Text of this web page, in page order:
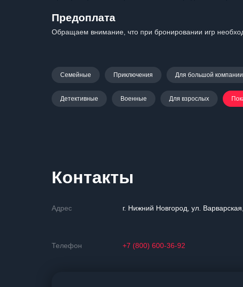
Предоплата
Обращаем внимание, что при бронировании игр
Семейные Приключения Для большой компании
Детективные Военные Для взрослых
Контакты
Адрес г. Нижний Новгород, ул.
Телефон +7 (800) 600-36-92